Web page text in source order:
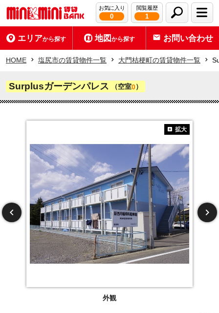
お気に入り
0
閲覧履歴
1
エリアから探す 地図から探す お問い合わせ
HOME 塩尻市の賃貸物件一覧 大門桔梗町の賃貸物件一覧
Surplusガーデンパレス （空室0）
外観
拡大